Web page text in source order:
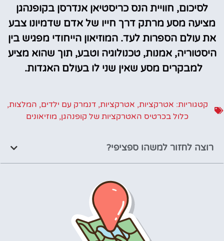
לסיכום, חוויית הנס כריסטיאן אנדרסן בקופנהגן
מציעה מסע מרתק דרך חייו של אדם שדמיונו צבע
את עולם הספרות לעד. המוזיאון הייחודי מפגיש בין
היסטוריה, אמנות, טכנולוגיה וטבע, תוך שהוא מציע
למבקרים מסע שאין שני לו בעולם האגדות.
קטגוריות: אטרקציות, אטרקציות,דנמרק עם ילדים, המלצות,
כלול בכרטיס האטרקציות של קופנהגן, מוזיאונים
רוצה לחזור למשהו ספציפי?